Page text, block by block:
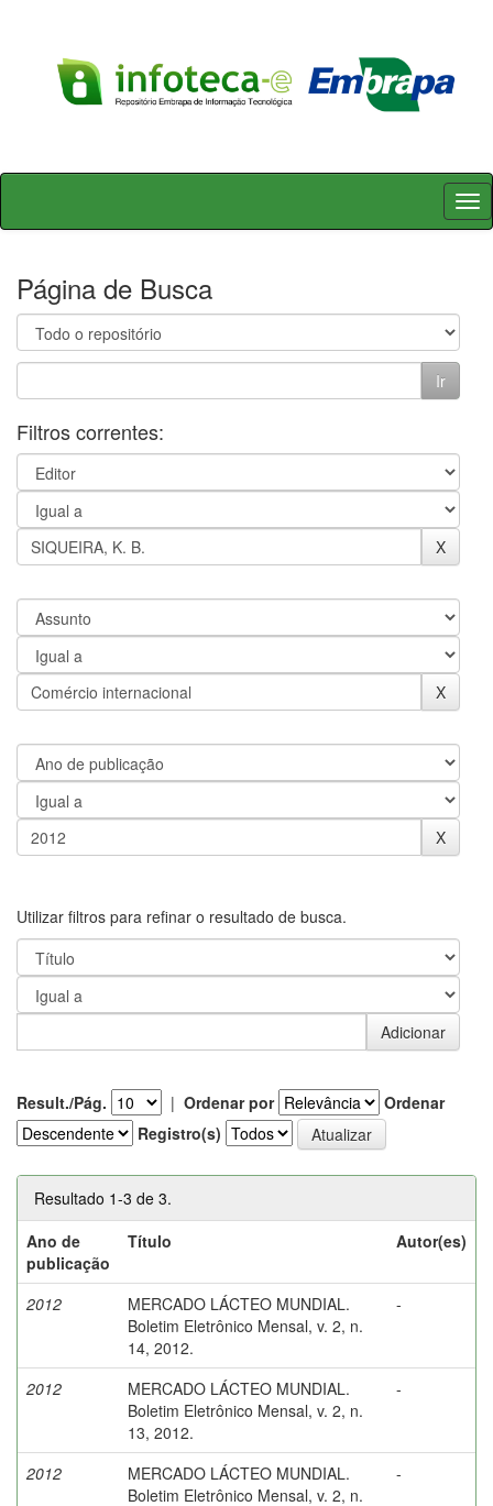
Skip
Página de Busca
Filtros correntes:
Utilizar filtros para refinar o resultado de busca.
Result./Pág. | Ordenar por
Ordenar
Registro(s)
Resultado 1-3 de 3.
Ano de
publicação
Título Autor(es)
2012
MERCADO LÁCTEO MUNDIAL.
Boletim Eletrônico Mensal, v. 2, n.
14, 2012.
-
2012
MERCADO LÁCTEO MUNDIAL.
Boletim Eletrônico Mensal, v. 2, n.
13, 2012.
-
2012
MERCADO LÁCTEO MUNDIAL.
Boletim Eletrônico Mensal, v. 2, n.
-